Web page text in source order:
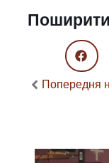
Попередня